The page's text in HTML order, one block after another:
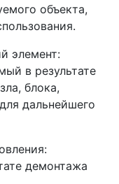
объекта,
элемент:
в результате
блока,
дальнейшего
демонтажа